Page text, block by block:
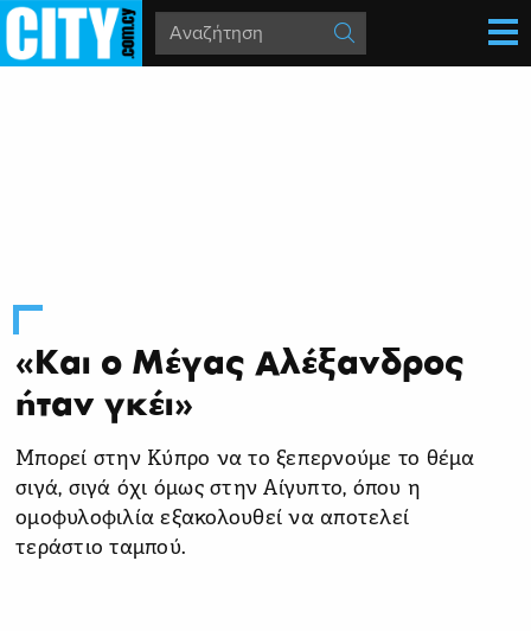
«Και ο Μέγας Αλέξανδρος
ήταν γκέι»
Μπορεί στην Κύπρο να το ξεπερνούμε το θέμα
σιγά, σιγά όχι όμως στην Αίγυπτο, όπου η
ομοφυλοφιλία εξακολουθεί να αποτελεί
τεράστιο ταμπού.